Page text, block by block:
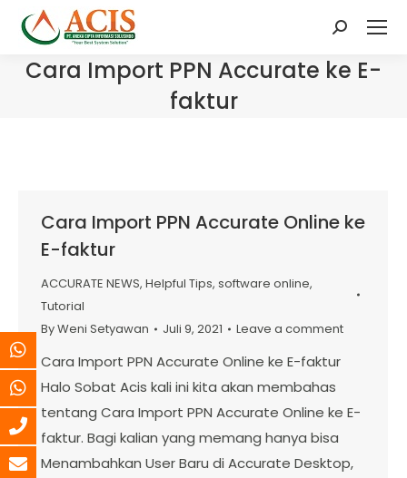
Search:
Cara Import PPN Accurate ke E-
faktur
Cara Import PPN Accurate Online ke
E-faktur
ACCURATE NEWS, Helpful Tips, software online,
Tutorial
ByWeni Setyawan Juli 9, 2021 Leave a comment
Cara Import PPN Accurate Online ke E-faktur
Halo Sobat Acis kali ini kita akan membahas
tentang Cara Import PPN Accurate Online ke E-
faktur. Bagi kalian yang memang hanya bisa
Menambahkan User Baru di Accurate Desktop,